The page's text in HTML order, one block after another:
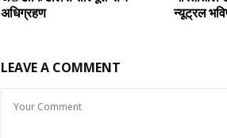
अधिग्रहण
न्‍यूट्रल
LEAVE A COMMENT